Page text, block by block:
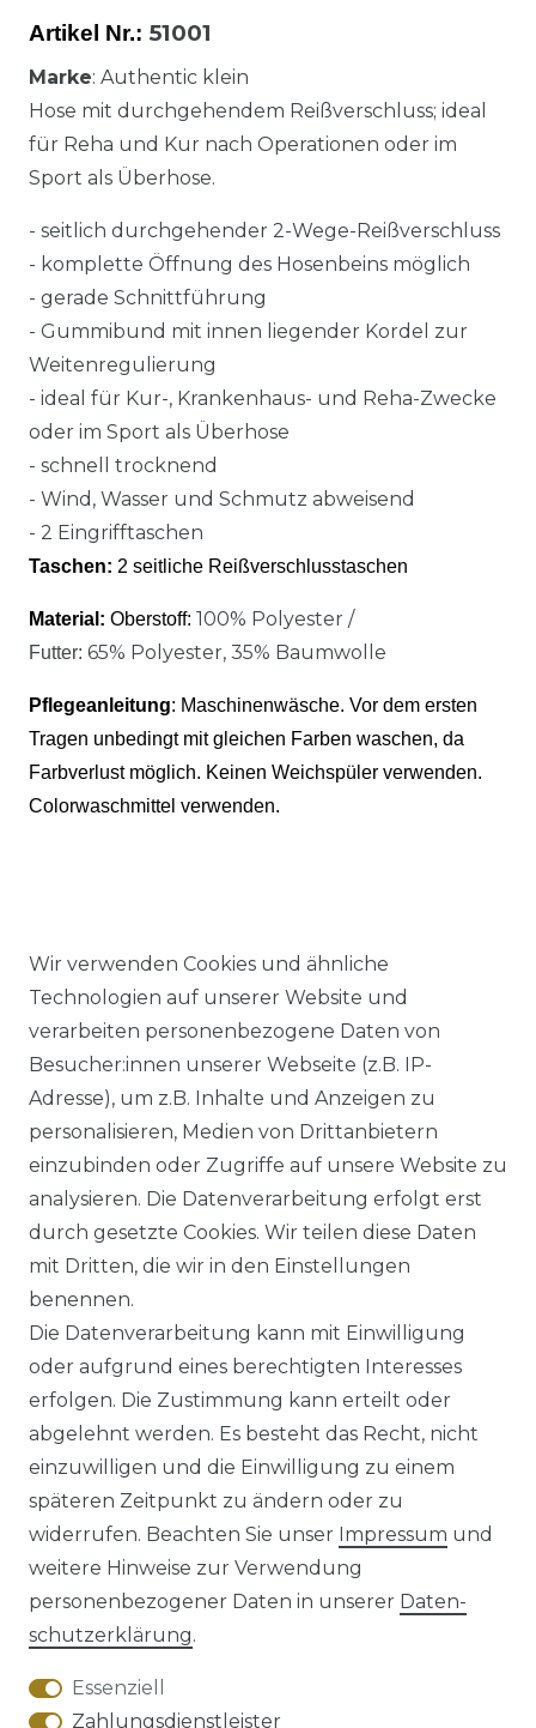
Artikel Nr.: 51001
Marke: Authentic klein
Hose mit durchgehendem Reißverschluss; ideal
für Reha und Kur nach Operationen oder im
Sport als Überhose.
- seitlich durchgehender 2-Wege-Reißverschluss
- komplette Öffnung des Hosenbeins möglich
- gerade Schnittführung
- Gummibund mit innen liegender Kordel zur
Weitenregulierung
- ideal für Kur-, Krankenhaus- und Reha-Zwecke
oder im Sport als Überhose
- schnell trocknend
- Wind, Wasser und Schmutz abweisend
- 2 Eingrifftaschen
Taschen: 2 seitliche Reißverschlusstaschen
Material: Oberstoff: 100% Polyester /
Futter: 65% Polyester, 35% Baumwolle
Pflegeanleitung: Maschinenwäsche. Vor dem ersten
Tragen unbedingt mit gleichen Farben waschen, da
Farbverlust möglich. Keinen Weichspüler verwenden.
Colorwaschmittel verwenden.
Ähnlicher Artikel
Authentic klein - Herren Sport
und Freizeit Hose aus
Baumwollmischung in
verschiedenen Farben (53022)
ab 54,95 € *
Impressum Daten­schutz­erklärung
AGB Barrierefreiheitserklärung
Wir verwenden Cookies und ähnliche
Technologien auf unserer Website und
verarbeiten personenbezogene Daten von
Besucher:innen unserer Webseite (z.B. IP-
Adresse), um z.B. Inhalte und Anzeigen zu
personalisieren, Medien von Drittanbietern
einzubinden oder Zugriffe auf unsere Website zu
analysieren. Die Datenverarbeitung erfolgt erst
durch gesetzte Cookies. Wir teilen diese Daten
mit Dritten, die wir in den Einstellungen
benennen.
Die Datenverarbeitung kann mit Einwilligung
oder aufgrund eines berechtigten Interesses
erfolgen. Die Zustimmung kann erteilt oder
abgelehnt werden. Es besteht das Recht, nicht
einzuwilligen und die Einwilligung zu einem
späteren Zeitpunkt zu ändern oder zu
widerrufen. Beachten Sie unser Impressum und
weitere Hinweise zur Verwendung
personenbezogener Daten in unserer Daten­
schutz­erklärung.
Essenziell
Zahlungsdienstleister